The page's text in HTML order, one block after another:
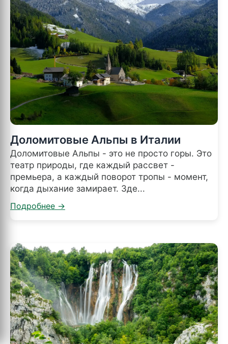
Доломитовые Альпы в Италии
Доломитовые Альпы - это не просто горы. Это
театр природы, где каждый рассвет -
премьера, а каждый поворот тропы - момент,
когда дыхание замирает. Зде...